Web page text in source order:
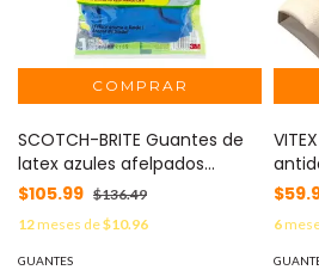
SCOTCH-BRITE Guantes de
latex azules afelpados
Scotch-brite 3M tamaño
grande MOD: MN300112765
$105.99 $136.49
12meses de$10.96
GUANTES
color
6